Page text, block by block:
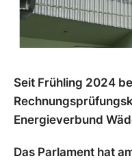
Seit Frühling 2024
Energieverbund
Das Parlament hat